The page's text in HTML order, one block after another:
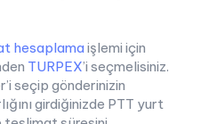
hesaplama işlemi için
TURPEX’i seçmelisiniz.
seçip gönderinizin
girdiğinizde PTT yurt